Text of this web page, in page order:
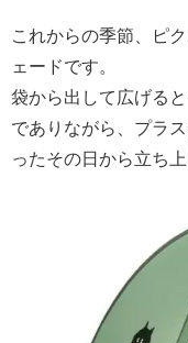
これからの季節、ピ
ェードです。
袋から出して広げる
でありながら、プラ
ったその日から立ち